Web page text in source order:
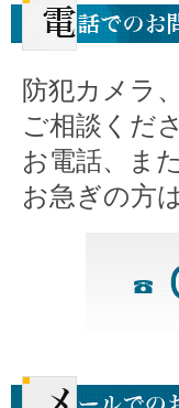
防犯カメラ
ご相談くだ
お電話、ま
お急ぎの方